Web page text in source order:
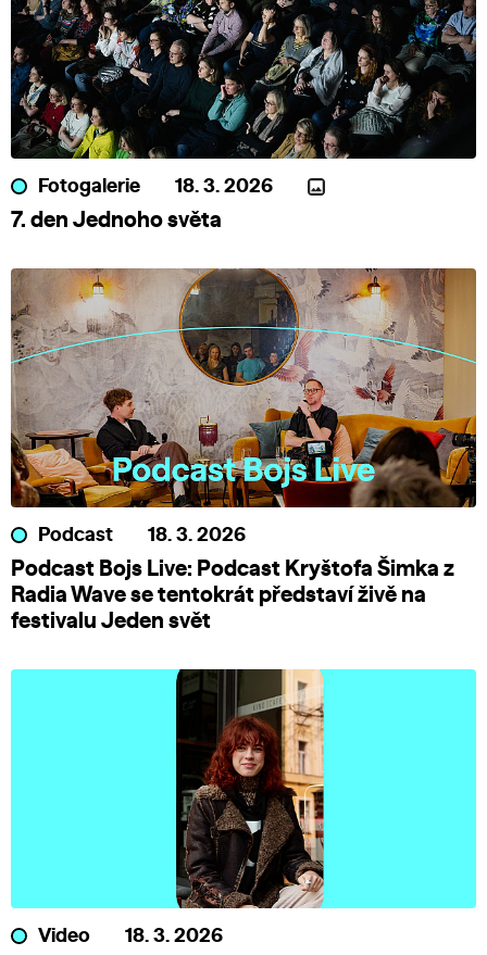
Fotogalerie 18. 3. 2026
7. den Jednoho světa
Podcast 18. 3. 2026
Podcast Bojs Live: Podcast Kryštofa Šimka z
Radia Wave se tentokrát představí živě na
festivalu Jeden svět
Video 18. 3. 2026